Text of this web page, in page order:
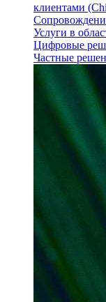
клиентами
Услуги в
Цифровые
Частные